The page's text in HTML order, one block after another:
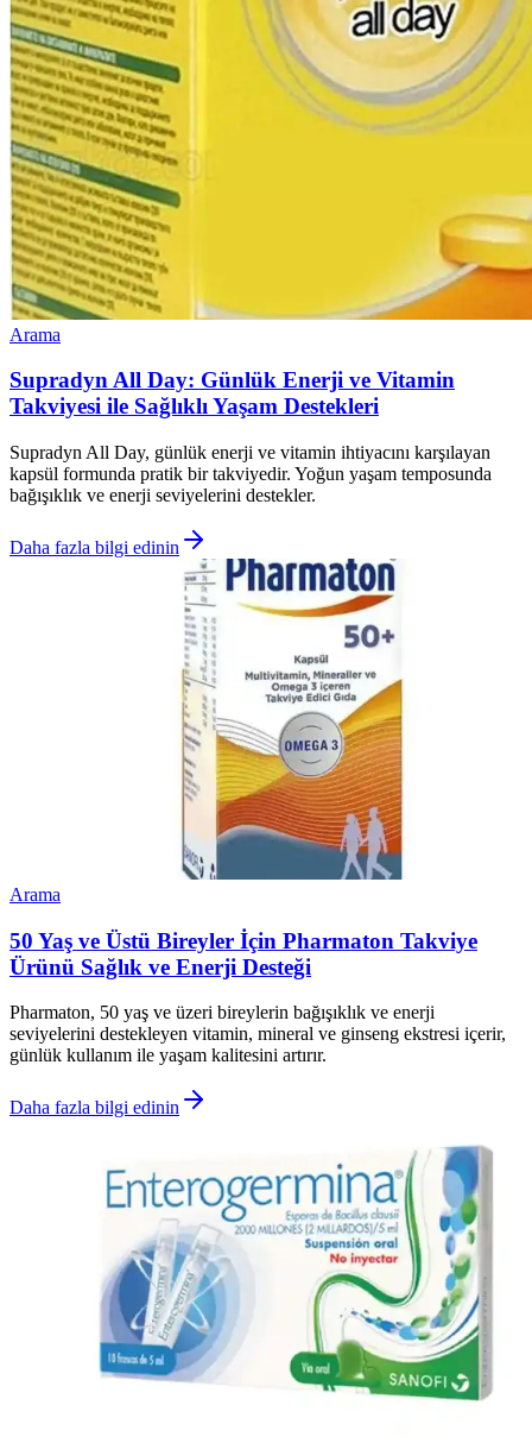
Arama
Supradyn All Day: Günlük Enerji ve Vitamin
Takviyesi ile Sağlıklı Yaşam Destekleri
Supradyn All Day, günlük enerji ve vitamin ihtiyacını karşılayan
kapsül formunda pratik bir takviyedir. Yoğun yaşam temposunda
bağışıklık ve enerji seviyelerini destekler.
Daha fazla bilgi edinin
Arama
50 Yaş ve Üstü Bireyler İçin Pharmaton Takviye
Ürünü Sağlık ve Enerji Desteği
Pharmaton, 50 yaş ve üzeri bireylerin bağışıklık ve enerji
seviyelerini destekleyen vitamin, mineral ve ginseng ekstresi içerir,
günlük kullanım ile yaşam kalitesini artırır.
Daha fazla bilgi edinin